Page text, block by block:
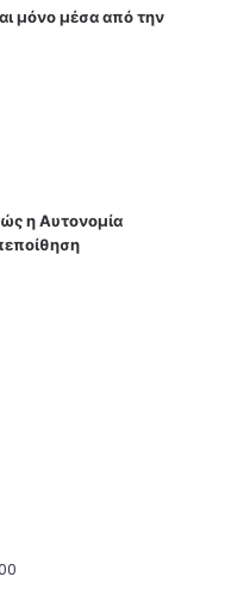
μόνο μέσα από την
η Αυτονομία